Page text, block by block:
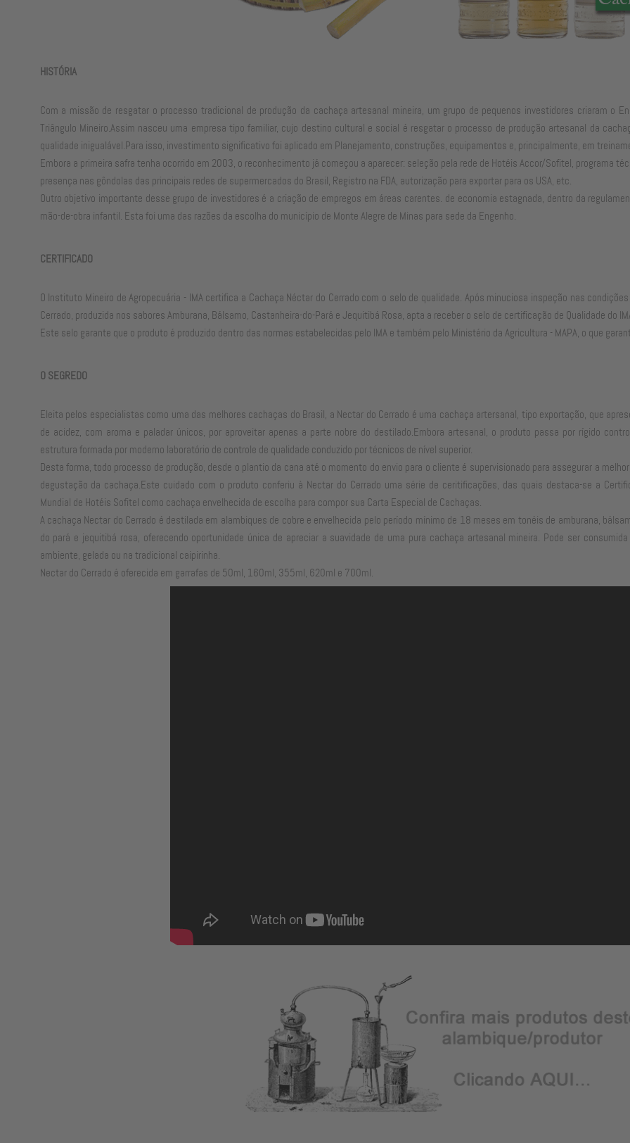
HISTÓRIA
Com a missão de resgatar o processo tradicional de produção da cachaça artesanal mineira, um grupo de pequenos investidores criaram o
Triângulo Mineiro.Assim nasceu uma empresa tipo familiar, cujo destino cultural e social é resgatar o processo de produção artesanal da
qualidade inigualável.Para isso, investimento significativo foi aplicado em Planejamento, construções, equipamentos e, principalmente, em
Embora a primeira safra tenha ocorrido em 2003, o reconhecimento já começou a aparecer: seleção pela rede de Hotéis Accor/Sofitel, programa
presença nas gôndolas das principais redes de supermercados do Brasil, Registro na FDA, autorização para exportar para os USA, etc.
Outro objetivo importante desse grupo de investidores é a criação de empregos em áreas carentes. de economia estagnada, dentro da
mão-de-obra infantil. Esta foi uma das razões da escolha do município de Monte Alegre de Minas para sede da Engenho.
CERTIFICADO
O Instituto Mineiro de Agropecuária - IMA certifica a Cachaça Néctar do Cerrado com o selo de qualidade. Após minuciosa inspeção nas
Cerrado, produzida nos sabores Amburana, Bálsamo, Castanheira-do-Pará e Jequitibá Rosa, apta a receber o selo de certificação de Qualidade do
Este selo garante que o produto é produzido dentro das normas estabelecidas pelo IMA e também pelo Ministério da Agricultura - MAPA, o que
O SEGREDO
Eleita pelos especialistas como uma das melhores cachaças do Brasil, a Nectar do Cerrado é uma cachaça artersanal, tipo exportação, que
de acidez, com aroma e paladar únicos, por aproveitar apenas a parte nobre do destilado.Embora artesanal, o produto passa por rígido
estrutura formada por moderno laboratório de controle de qualidade conduzido por técnicos de nível superior.
Desta forma, todo processo de produção, desde o plantio da cana até o momento do envio para o cliente é supervisionado para assegurar a
degustação da cachaça.Este cuidado com o produto conferiu à Nectar do Cerrado uma série de ceritificações, das quais destaca-se a
Mundial de Hotéis Sofitel como cachaça envelhecida de escolha para compor sua Carta Especial de Cachaças.
A cachaça Nectar do Cerrado é destilada em alambiques de cobre e envelhecida pelo período mínimo de 18 meses em tonéis de amburana,
do pará e jequitibá rosa, oferecendo oportunidade única de apreciar a suavidade de uma pura cachaça artesanal mineira. Pode ser
ambiente, gelada ou na tradicional caipirinha.
Nectar do Cerrado é oferecida em garrafas de 50ml, 160ml, 355ml, 620ml e 700ml.